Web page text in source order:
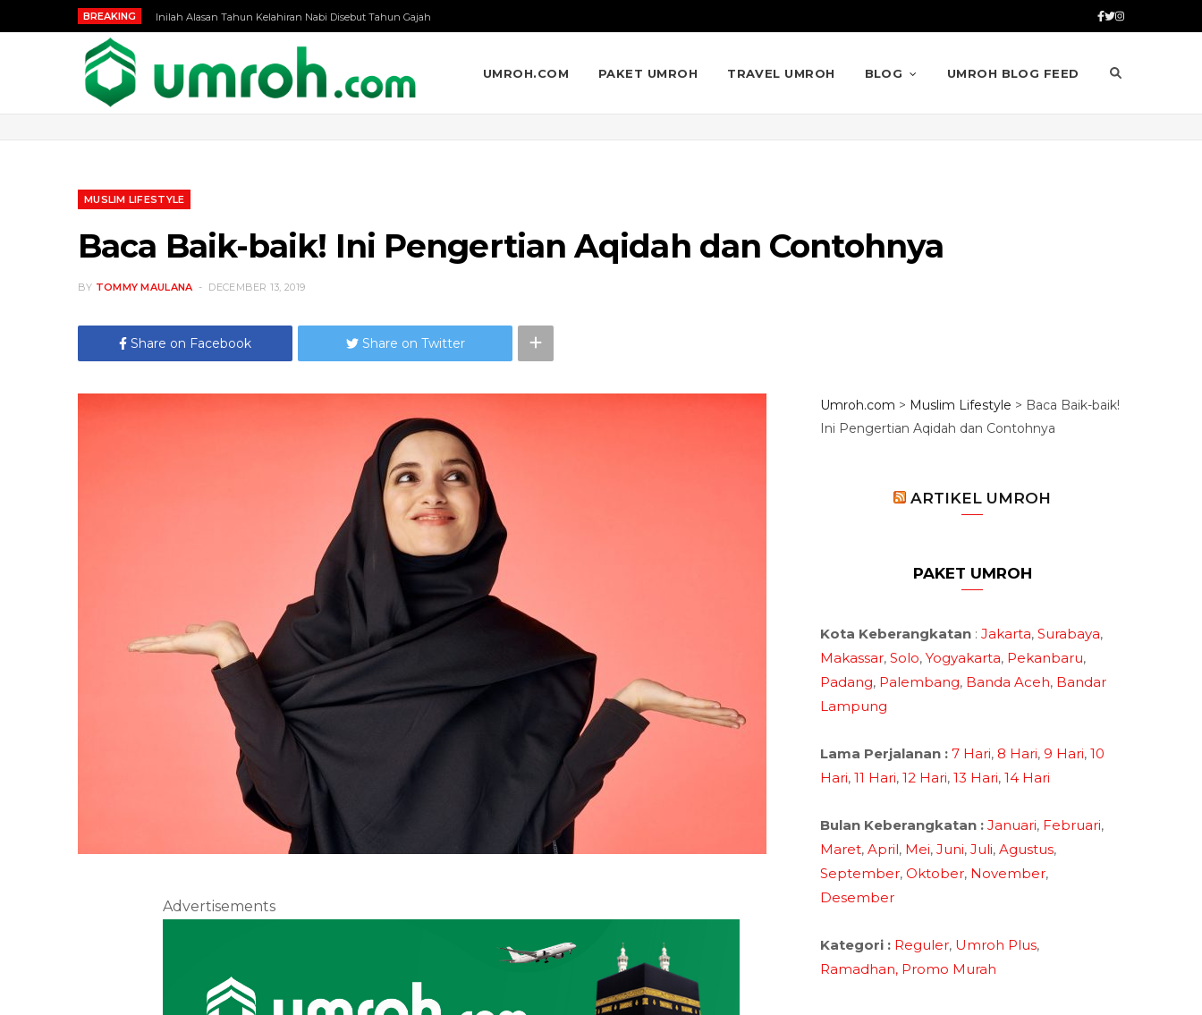
BREAKING Inilah Alasan Tahun Kelahiran Nabi Disebut Tahun Gajah
UMROH.COM PAKET UMROH TRAVEL UMROH BLOG UMROH BLOG FEED
MUSLIM LIFESTYLE
Baca Baik-baik! Ini Pengertian Aqidah dan Contohnya
BY TOMMY MAULANA DECEMBER 13, 2019
Share on Facebook Share on Twitter
Advertisements
Umroh.com > Muslim Lifestyle > Baca Baik-baik!
Ini Pengertian Aqidah dan Contohnya
ARTIKEL UMROH
PAKET UMROH
Kota Keberangkatan : Jakarta, Surabaya,
Makassar, Solo, Yogyakarta, Pekanbaru,
Padang, Palembang, Banda Aceh, Bandar
Lampung
Lama Perjalanan : 7 Hari, 8 Hari, 9 Hari, 10
Hari, 11 Hari, 12 Hari, 13 Hari, 14 Hari
Bulan Keberangkatan : Januari, Februari,
Maret, April, Mei, Juni, Juli, Agustus,
September, Oktober, November,
Desember
Kategori : Reguler, Umroh Plus,
Ramadhan, Promo Murah